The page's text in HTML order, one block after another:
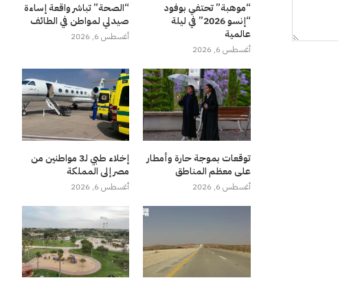
“موهبة” تحتفي بوفود
“إنسو 2026” في ليلة
عالمية
أغسطس 6, 2026
“الصحة” تباشر واقعة إساءة
صيدلي لمواطن في الطائف
أغسطس 6, 2026
توقعات بموجة حارة وأمطار
على معظم المناطق
أغسطس 6, 2026
إخلاء طبي لـ3 مواطنين من
مصر إلى المملكة
أغسطس 6, 2026